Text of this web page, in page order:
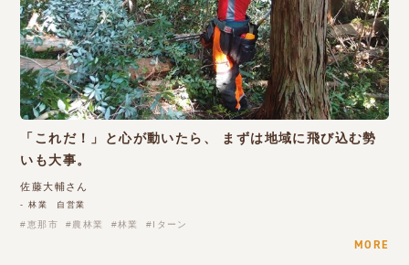
「これだ！」と心が動いたら、 まずは地域に飛び込む勢
いも大事。
佐藤大輔さん
- 林業 自営業
恵那市 農林業 林業 Iターン
MORE